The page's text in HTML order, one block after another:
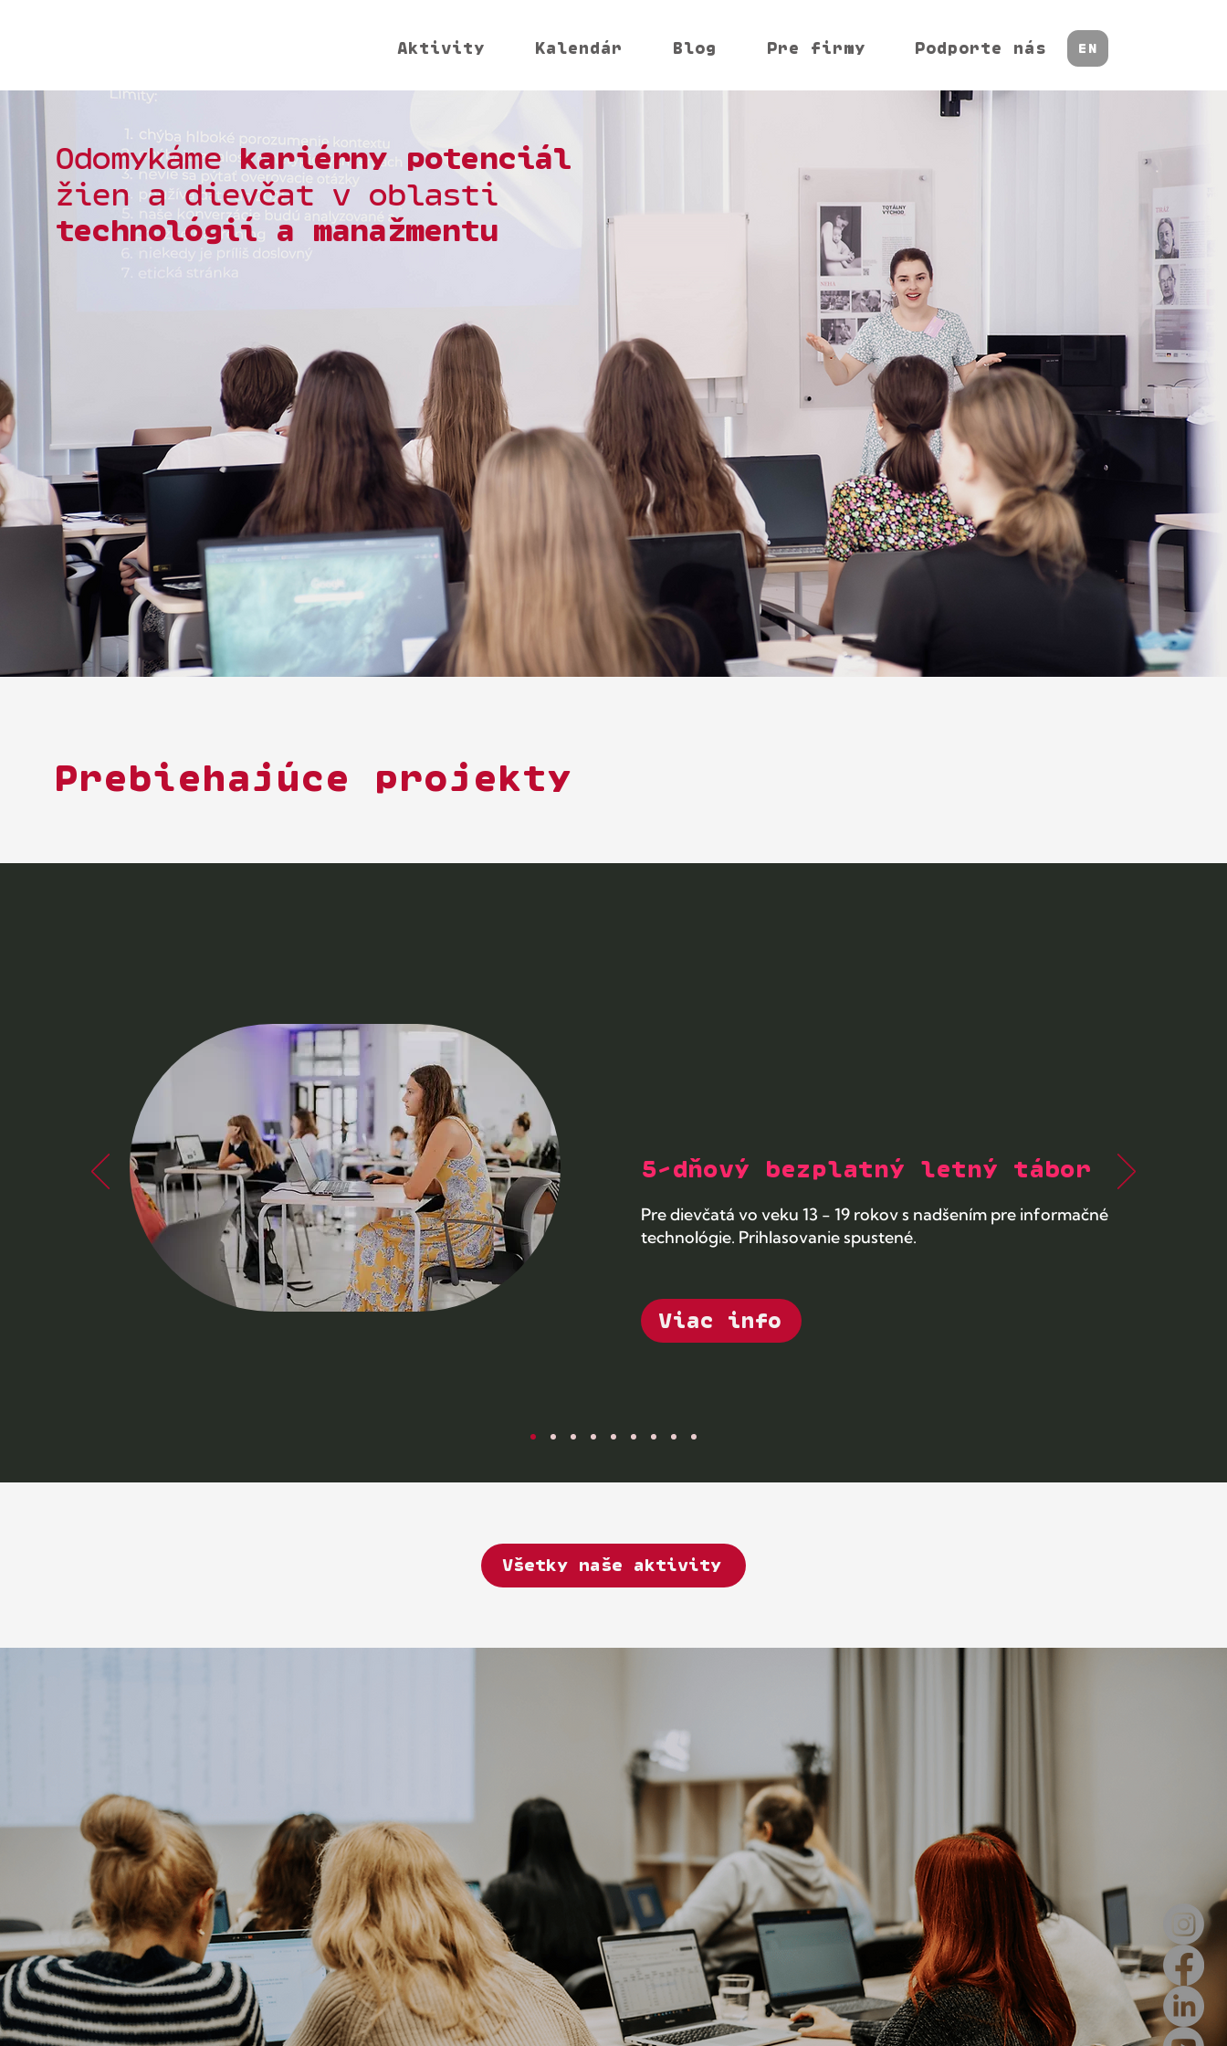
Aktivity Kalendár Blog Pre firmy Podporte nás EN
Odomykáme kariérny potenciál
žien a dievčat v oblasti
technológií a manažmentu
Prebiehajúce projekty
5-dňový bezplatný letný tábor
Pre dievčatá vo veku 13 - 19 rokov s nadšením pre informačné
technológie. Prihlasovanie spustené.
Viac info
Všetky naše aktivity